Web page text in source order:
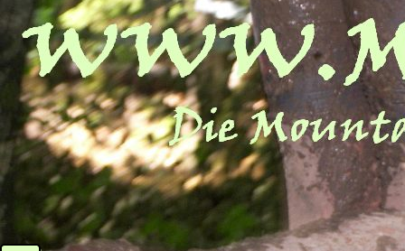
Direkt zum Seiteninhalt